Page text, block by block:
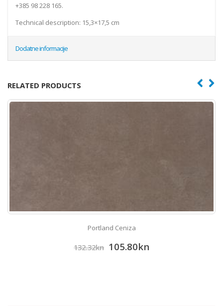
+385 98 228 165.
Technical description: 15,3×17,5 cm
Dodatne informacije
RELATED PRODUCTS
Portland Ceniza
132.32kn 105.80kn